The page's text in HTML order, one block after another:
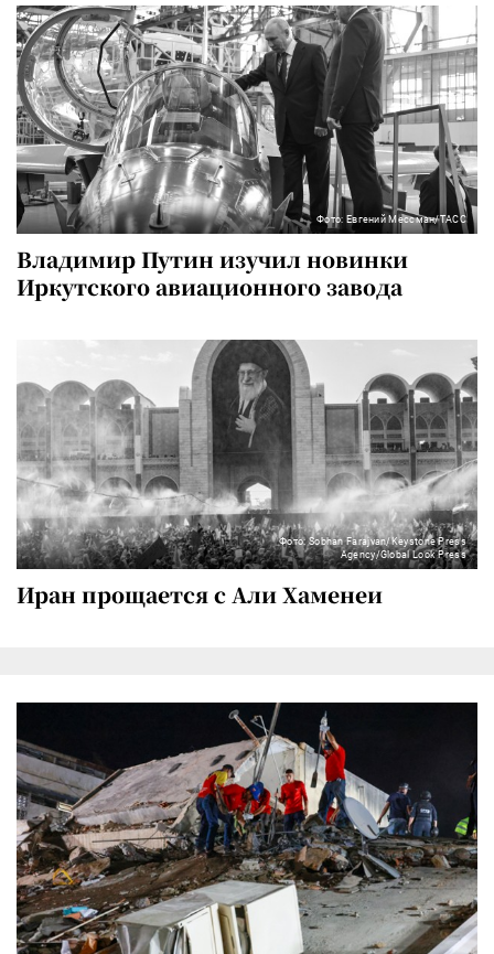
Фото: Евгений Мессман/ТАСС
Владимир Путин изучил новинки
Иркутского авиационного завода
Фото: Sobhan Farajvan/Keystone Press
Agency/Global Look Press
Иран прощается с Али Хаменеи